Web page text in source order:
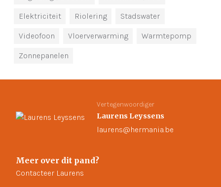
Elektriciteit Riolering Stadswater
Videofoon Vloerverwarming Warmtepomp
Zonnepanelen
Vertegenwoordiger
Laurens Leyssens
laurens@hermania.be
Meer over dit pand?
Contacteer Laurens